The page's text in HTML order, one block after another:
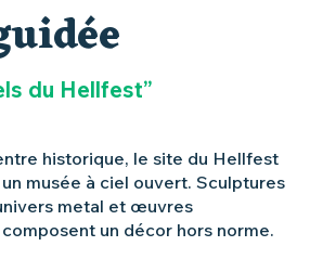
du Hellfest”
historique, le site du Hellfest
musée à ciel ouvert. Sculptures
metal et œuvres
un décor hors norme.